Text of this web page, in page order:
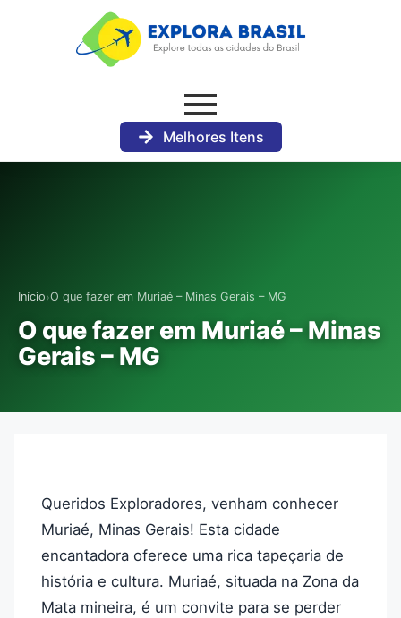
Melhores Itens
Início›O que fazer em Muriaé – Minas Gerais – MG
O que fazer em Muriaé – Minas
Gerais – MG
Queridos Exploradores, venham conhecer
Muriaé, Minas Gerais! Esta cidade
encantadora oferece uma rica tapeçaria de
história e cultura. Muriaé, situada na Zona da
Mata mineira, é um convite para se perder